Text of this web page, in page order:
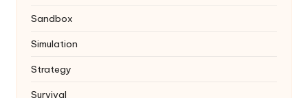
Sandbox
Simulation
Strategy
Survival